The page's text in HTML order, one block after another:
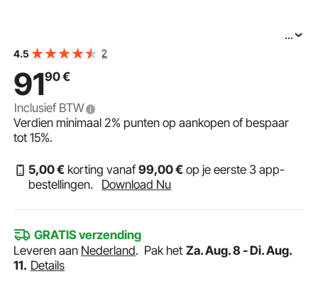
VEVOR 23-delige kogelgewrichttrekker, kogelgewricht-
kogelgewricht-uitpersset, koolstofstalen
...
4.5 2
9190€
Inclusief BTW
Verdien minimaal2% punten op aankopen of bespaar
tot15%.
5,00€ korting vanaf99,00€ op je eerste 3 app-
bestellingen.
Download Nu
GRATIS verzending
Leveren aan Nederland. Pak het Za. Aug. 8 - Di. Aug.
11. Details